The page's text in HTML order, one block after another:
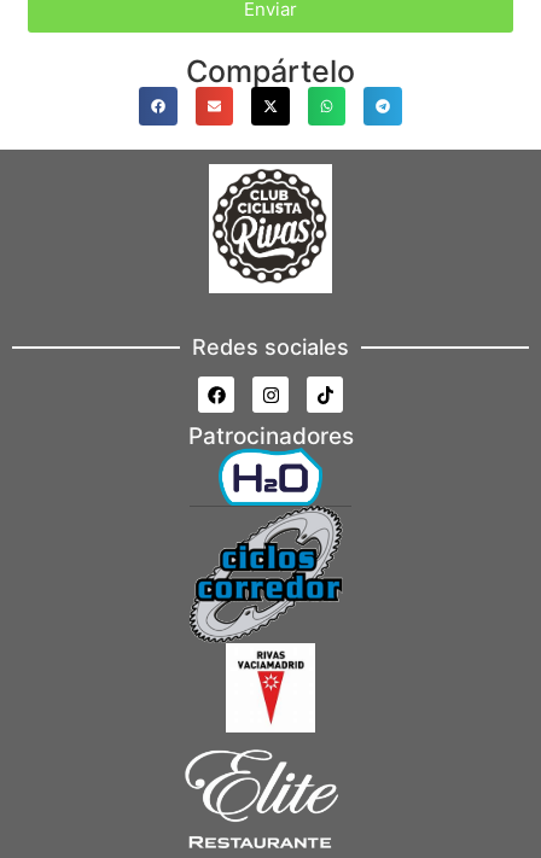
Enviar
Compártelo
Redes sociales
Patrocinadores